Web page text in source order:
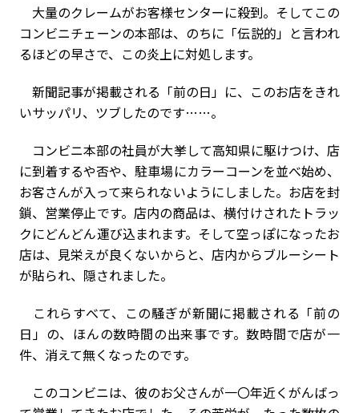
大量のクレームがお客様センターに殺到。そしてこの
コンビニチェーンの本部は、のちに「伝説的」と言われ
るほどの早さで、この炎上に対処します。
新聞記事が掲載される「前の日」に、このお店をきれ
いサッパリ、ツブしたのです……。
コンビニ本部の社員が大挙して高知県に駆けつけ、店
に到着するや否や、駐車場にカラーコーンを並べ始め、
お客さんが入って来られないようにしました。お店を封
鎖、営業停止です。店内の商品は、横付けされたトラッ
クにどんどん運び込まれます。そして空っぽになったお
店は、見栄えが良くないからと、店内からブルーシート
が貼られ、隠されました。
これらすべて、この騒ぎが新聞に掲載される「前の
日」の、ほんの数時間の出来事です。数時間で店が一
件、消えて無くなったのです。
このコンビニは、彼のお父さんが一〇年近くがんばっ